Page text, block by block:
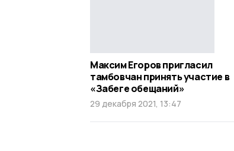
Максим Егоров пригласил
тамбовчан принять участие в
«Забеге обещаний»
29 декабря 2021, 13:47